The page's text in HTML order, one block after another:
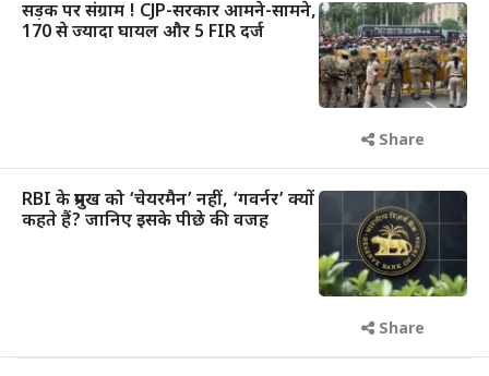
सड़क पर संग्राम ! CJP-सरकार आमने-सामने,
170 से ज्यादा घायल और 5 FIR दर्ज
Share
RBI के प्रमुख को ‘चेयरमैन’ नहीं, ‘गवर्नर’ क्यों
कहते हैं? जानिए इसके पीछे की वजह
Share